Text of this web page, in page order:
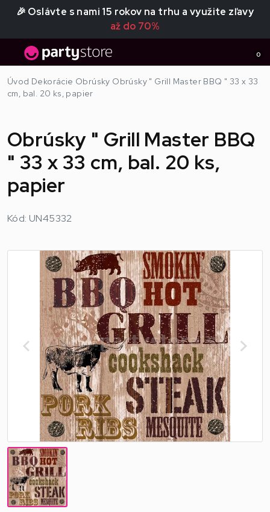
🎉 Oslávte s nami 15 rokov na trhu a využite zľavy
až do 70%
0
Úvod Dekorácie Obrúsky Obrúsky " Grill Master BBQ " 33 x 33
cm, bal. 20 ks, papier
Obrúsky " Grill Master BBQ
" 33 x 33 cm, bal. 20 ks,
papier
Kód: UN45332